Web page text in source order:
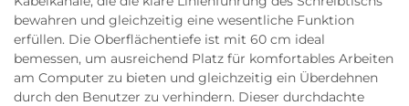
bewahren und gleichzeitig eine wesentliche Funktion
erfüllen. Die Oberflächentiefe ist mit 60 cm ideal
bemessen, um ausreichend Platz für komfortables Arbeiten
am Computer zu bieten und gleichzeitig ein Überdehnen
durch den Benutzer zu verhindern. Dieser durchdachte